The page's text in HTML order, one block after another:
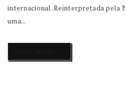
internacional. Reinterpretada pela
uma...